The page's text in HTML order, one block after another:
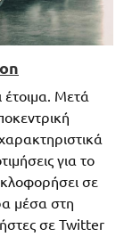
Μετά
για το
σε
μέσα στη
σε Twitter